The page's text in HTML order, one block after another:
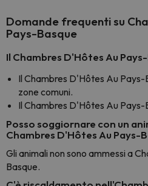
Domande frequenti su
Pays-Basque
Il Chambres D'Hôtes Au
Il Chambres D'Hôtes Au
zone comuni.
Il Chambres D'Hôtes Au
Posso soggiornare con un
Chambres D'Hôtes Au Pays-
Gli animali non sono ammessi a
Basque.